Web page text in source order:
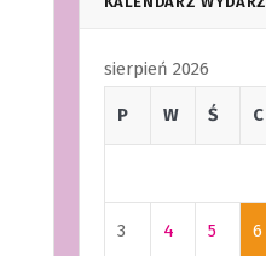
sierpień 2026
P W Ś C
3 4 5 6